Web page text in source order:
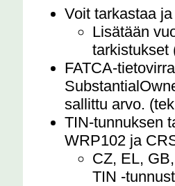
Voit tarkastaa
Lisätään
tarkistukset
FATCA-
sallittu arvo.
TIN-tunnuksen
WRP102 ja
CZ, EL,
TIN -